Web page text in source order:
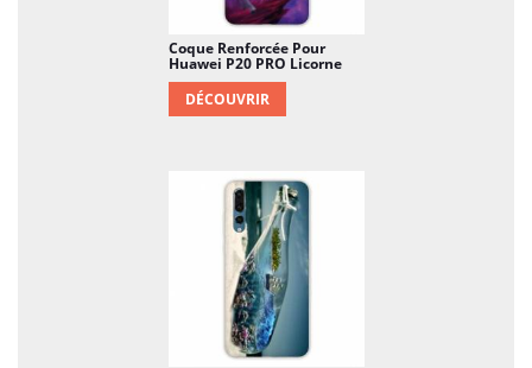
Coque Renforcée Pour
Huawei P20 PRO Licorne
DÉCOUVRIR